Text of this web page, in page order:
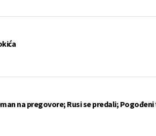
na pregovore; Rusi se predali;